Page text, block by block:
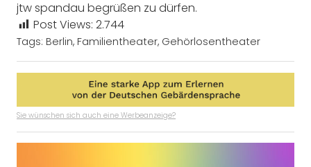
jtw spandau begrüßen zu dürfen.
Post Views: 2.744
Tags: Berlin, Familientheater, Gehörlosentheater
Sie wünschen sich auch eine Werbeanzeige?